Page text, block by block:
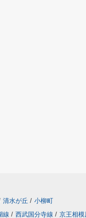
清水が丘 / 小柳町
線 / 西武国分寺線 / 京王相模